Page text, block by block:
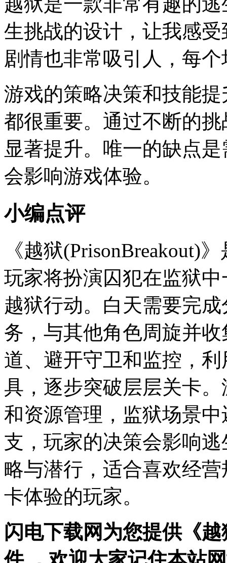
生挑战的设计，让我感
剧情也非常吸引人，每
游戏的策略决策和技能
都很重要。通过不断的
显著提升。唯一的缺点
会影响游戏体验。
小编点评
《越狱(PrisonBreakout)
玩家将扮演囚犯在监狱
越狱行动。白天需要完
务，与其他角色周旋并
道、避开守卫和监控，
具，逐步突破层层关卡
和资源管理，监狱场景
支，玩家的决策会影响
略与潜行，适合喜欢经
卡体验的玩家。
闪电下载网为您提供《